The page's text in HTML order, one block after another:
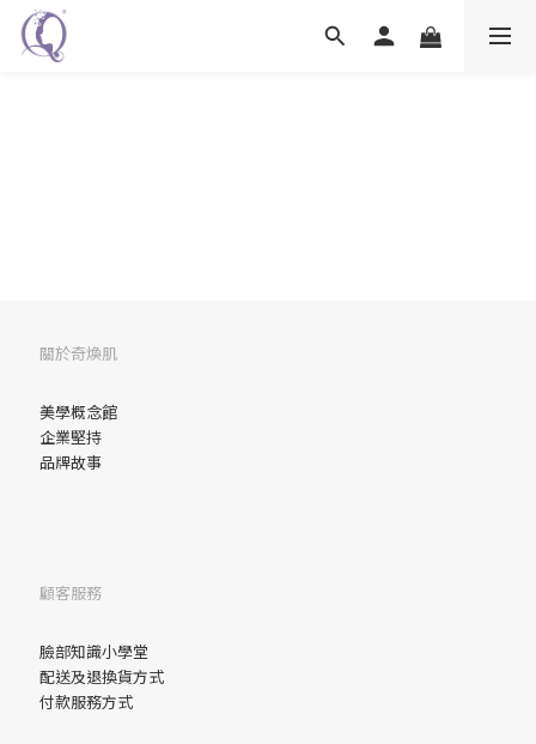
關於奇煥肌
美學概念館
企業堅持
品牌故事
顧客服務
臉部知識小學堂
配送及退換貨方式
付款服務方式